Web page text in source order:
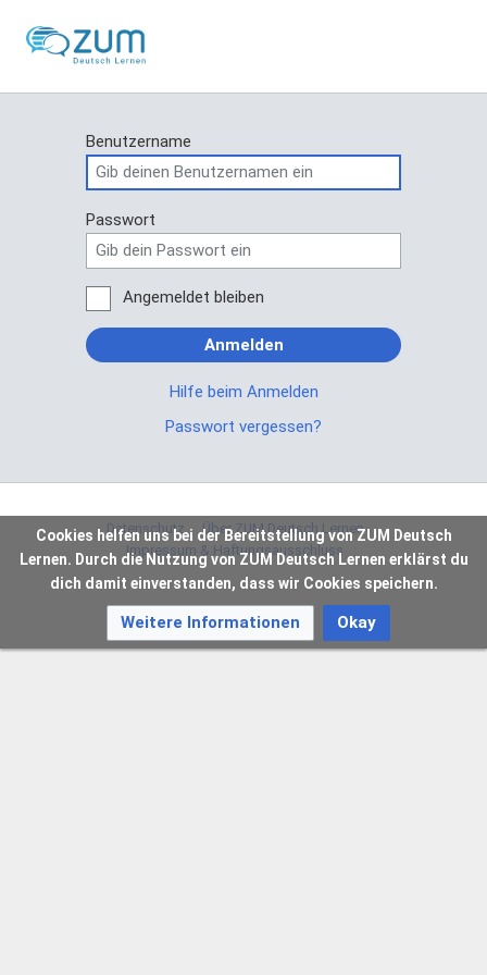
Benutzername
Passwort
Angemeldet bleiben
Anmelden
Hilfe beim Anmelden
Passwort vergessen?
Datenschutz
Über ZUM Deutsch Lernen
Impressum & Haftungsausschluss
Cookies helfen uns bei der Bereitstellung von ZUM Deutsch
Lernen. Durch die Nutzung von ZUM Deutsch Lernen erklärst du
dich damit einverstanden, dass wir Cookies speichern.
Weitere Informationen Okay